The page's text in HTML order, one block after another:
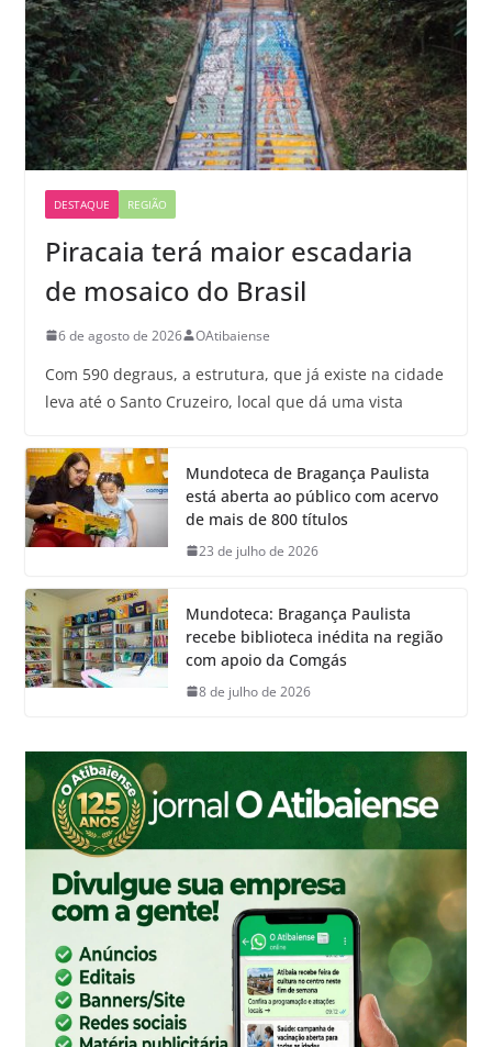
DESTAQUE REGIÃO
Piracaia terá maior escadaria
de mosaico do Brasil
6 de agosto de 2026 OAtibaiense
Com 590 degraus, a estrutura, que já existe na cidade
leva até o Santo Cruzeiro, local que dá uma vista
Mundoteca de Bragança Paulista
está aberta ao público com acervo
de mais de 800 títulos
23 de julho de 2026
Mundoteca: Bragança Paulista
recebe biblioteca inédita na região
com apoio da Comgás
8 de julho de 2026